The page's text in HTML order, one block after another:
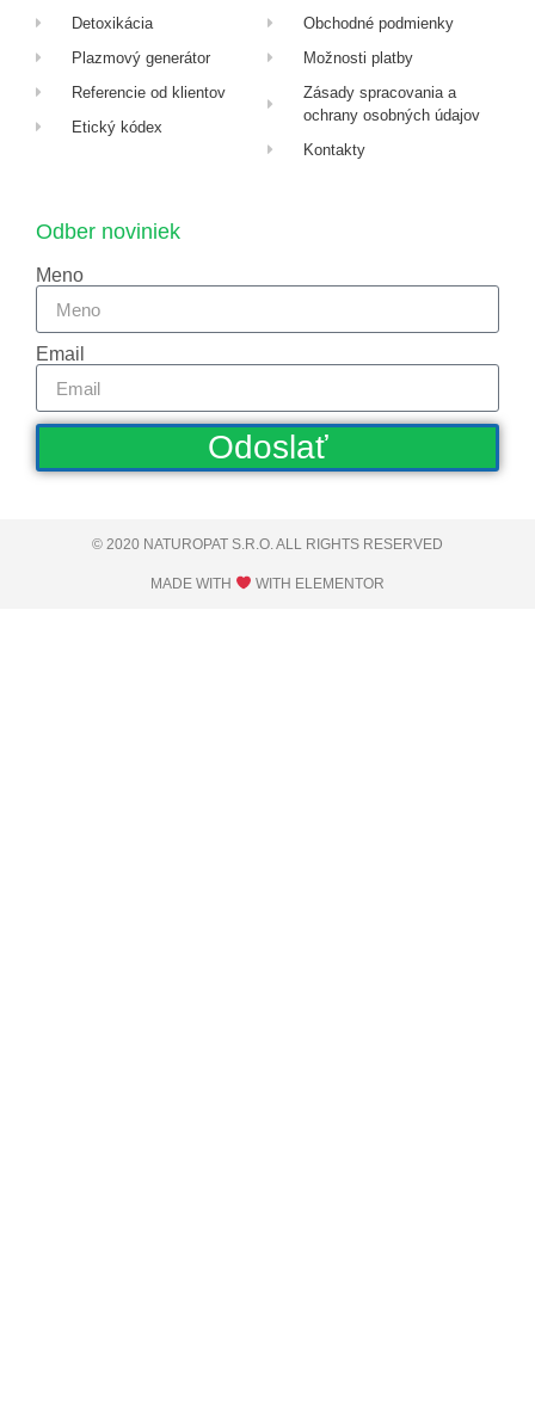
Detoxikácia
Plazmový generátor
Referencie od klientov
Etický kódex
Obchodné podmienky
Možnosti platby
Zásady spracovania a
ochrany osobných údajov
Kontakty
Odber noviniek
Meno
Email
Odoslať
© 2020 NATUROPAT S.R.O. ALL RIGHTS RESERVED​
MADE WITH WITH ELEMENTOR​